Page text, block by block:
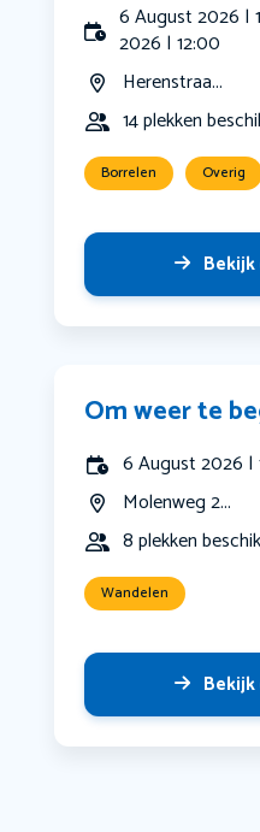
6 August 2026 |
2026 | 12:00
Herenstraa...
14 plekken
Borrelen Overig
Om weer te
6 August 2026 |
Molenweg 2...
8 plekken
Wandelen